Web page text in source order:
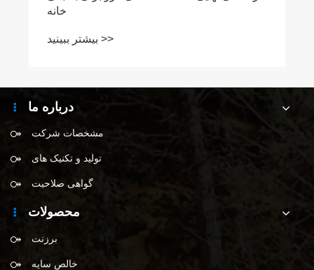
درباره ما
مشخصات شرکت
تولید و تکنیک های
گواهی صلاحیت
محصولات
برزنت
خالص سایه